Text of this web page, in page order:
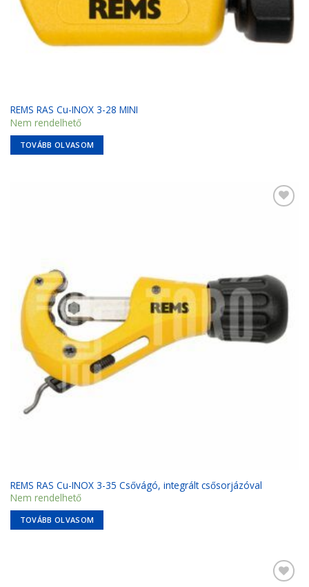
REMS RAS Cu-INOX 3-28 MINI
Nem rendelhető
TOVÁBB OLVASOM
REMS RAS Cu-INOX 3-35 Csővágó, integrált csősorjázóval
Nem rendelhető
TOVÁBB OLVASOM